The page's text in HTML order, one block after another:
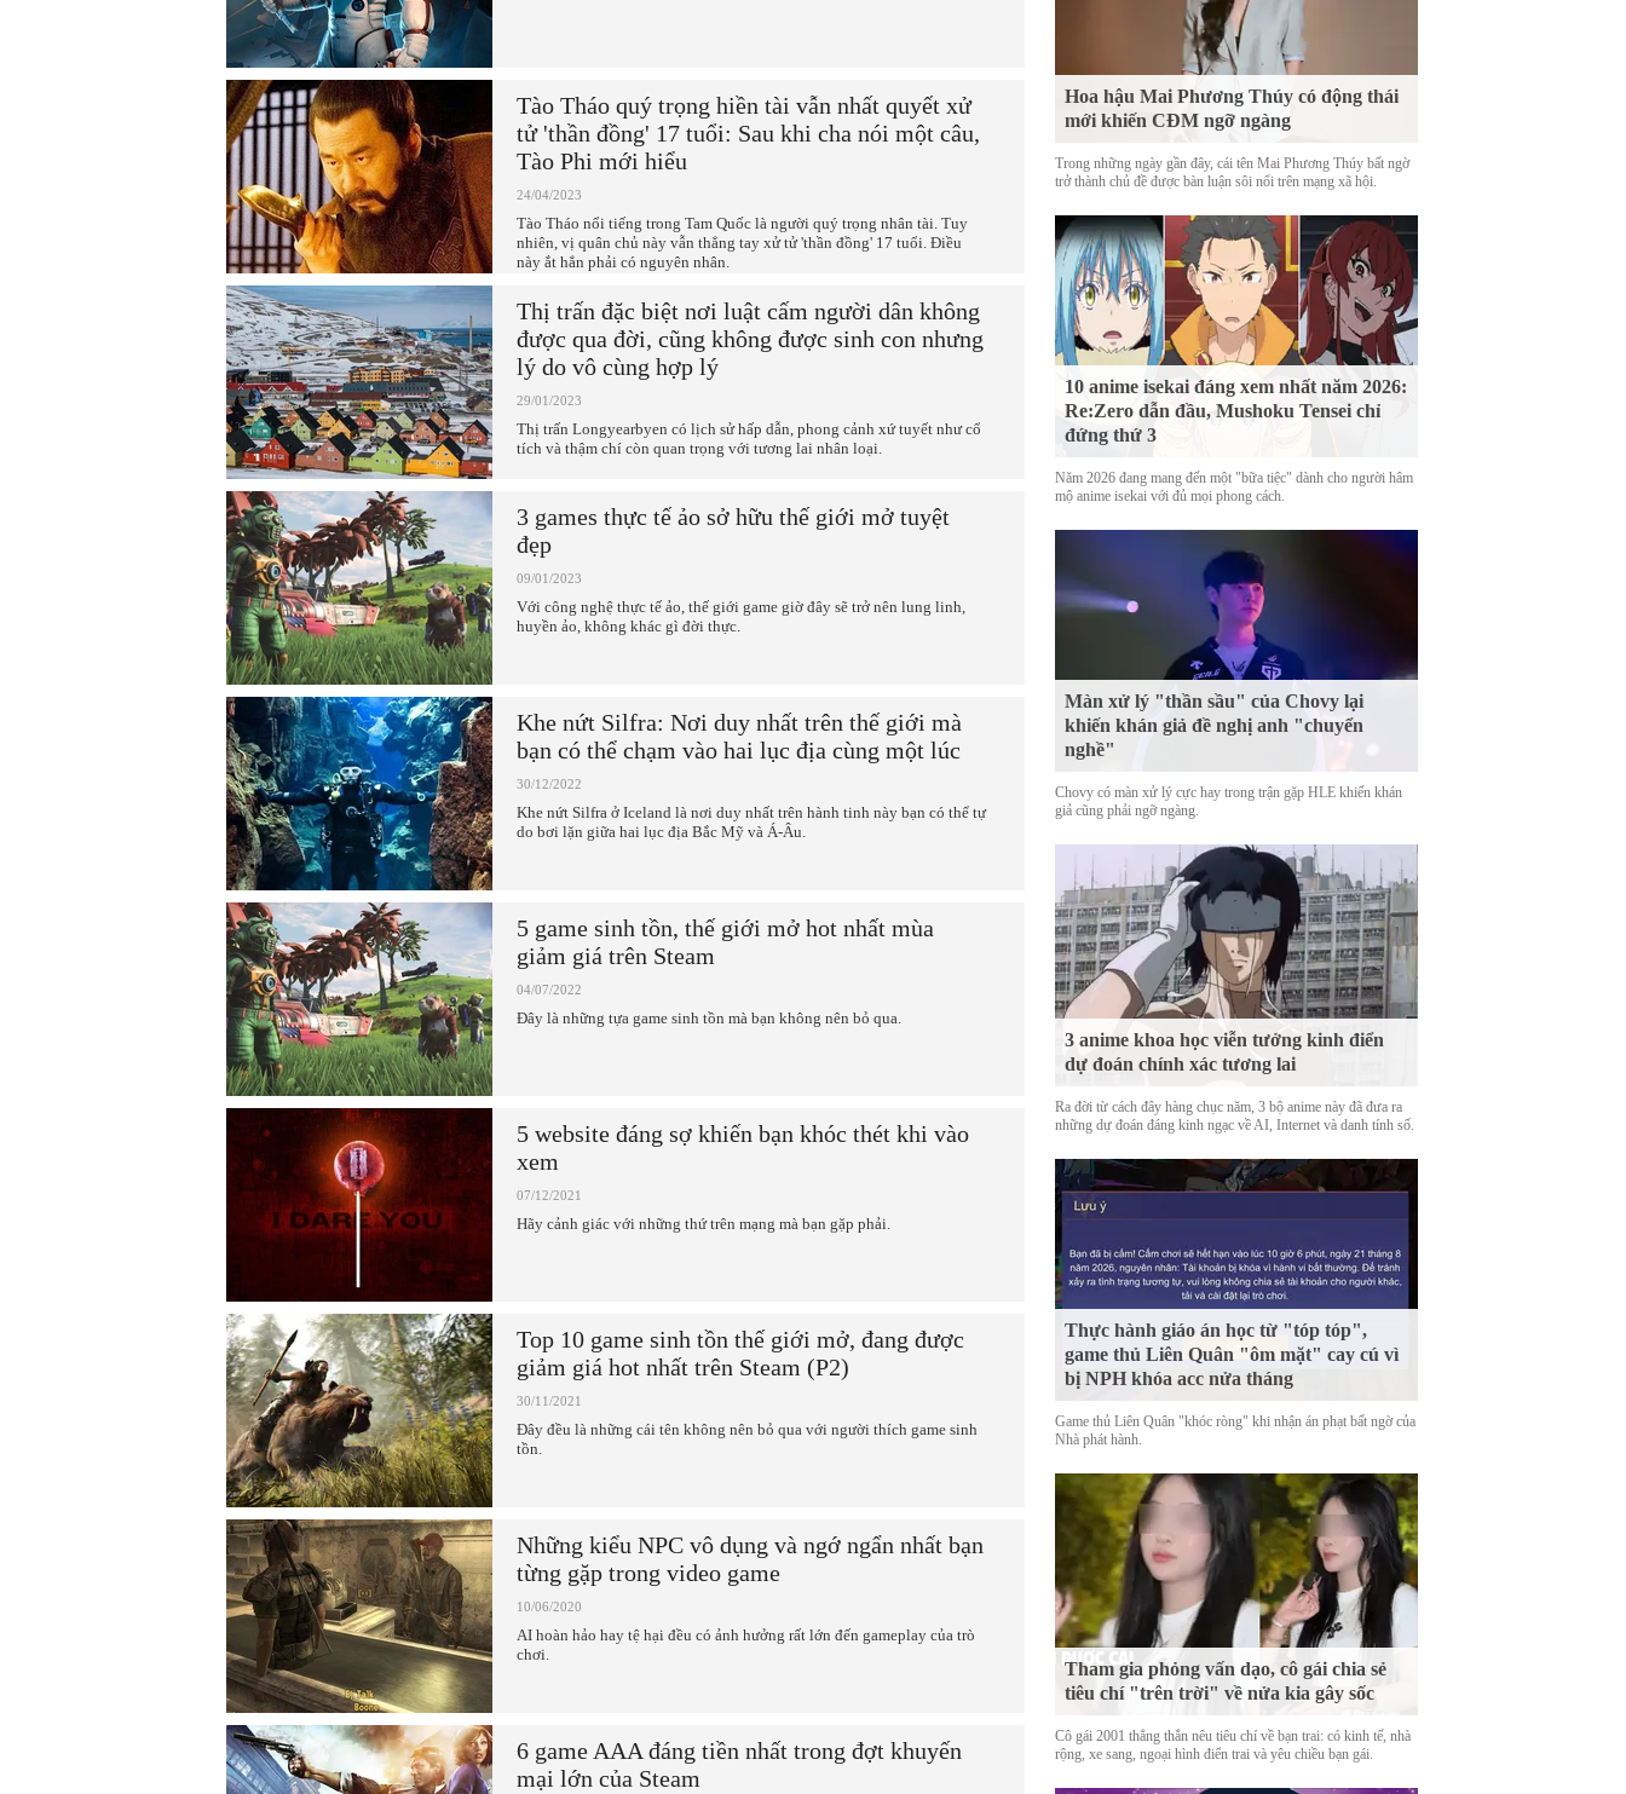
Tào Tháo quý trọng hiền tài vẫn nhất quyết xử
tử 'thần đồng' 17 tuổi: Sau khi cha nói một câu,
Tào Phi mới hiểu
24/04/2023
Tào Tháo nổi tiếng trong Tam Quốc là người quý trọng nhân tài. Tuy
nhiên, vị quân chủ này vẫn thẳng tay xử tử 'thần đồng' 17 tuổi. Điều
này ắt hẳn phải có nguyên nhân.
Thị trấn đặc biệt nơi luật cấm người dân không
được qua đời, cũng không được sinh con nhưng
lý do vô cùng hợp lý
29/01/2023
Thị trấn Longyearbyen có lịch sử hấp dẫn, phong cảnh xứ tuyết như cổ
tích và thậm chí còn quan trọng với tương lai nhân loại.
3 games thực tế ảo sở hữu thế giới mở tuyệt
đẹp
09/01/2023
Với công nghệ thực tế ảo, thế giới game giờ đây sẽ trở nên lung linh,
huyền ảo, không khác gì đời thực.
Khe nứt Silfra: Nơi duy nhất trên thế giới mà
bạn có thể chạm vào hai lục địa cùng một lúc
30/12/2022
Khe nứt Silfra ở Iceland là nơi duy nhất trên hành tinh này bạn có thể tự
do bơi lặn giữa hai lục địa Bắc Mỹ và Á-Âu.
5 game sinh tồn, thế giới mở hot nhất mùa
giảm giá trên Steam
04/07/2022
Đây là những tựa game sinh tồn mà bạn không nên bỏ qua.
5 website đáng sợ khiến bạn khóc thét khi vào
xem
07/12/2021
Hãy cảnh giác với những thứ trên mạng mà bạn gặp phải.
Top 10 game sinh tồn thế giới mở, đang được
giảm giá hot nhất trên Steam (P2)
30/11/2021
Đây đều là những cái tên không nên bỏ qua với người thích game sinh
tồn.
Những kiểu NPC vô dụng và ngớ ngẩn nhất bạn
từng gặp trong video game
10/06/2020
AI hoàn hảo hay tệ hại đều có ảnh hưởng rất lớn đến gameplay của trò
chơi.
6 game AAA đáng tiền nhất trong đợt khuyến
mại lớn của Steam
Hoa hậu Mai Phương Thúy có động thái
mới khiến CĐM ngỡ ngàng
Trong những ngày gần đây, cái tên Mai Phương Thúy bất ngờ
trở thành chủ đề được bàn luận sôi nổi trên mạng xã hội.
10 anime isekai đáng xem nhất năm 2026:
Re:Zero dẫn đầu, Mushoku Tensei chỉ
đứng thứ 3
Năm 2026 đang mang đến một "bữa tiệc" dành cho người hâm
mộ anime isekai với đủ mọi phong cách.
Màn xử lý "thần sầu" của Chovy lại
khiến khán giả đề nghị anh "chuyển
nghề"
Chovy có màn xử lý cực hay trong trận gặp HLE khiến khán
giả cũng phải ngỡ ngàng.
3 anime khoa học viễn tưởng kinh điển
dự đoán chính xác tương lai
Ra đời từ cách đây hàng chục năm, 3 bộ anime này đã đưa ra
những dự đoán đáng kinh ngạc về AI, Internet và danh tính số.
Thực hành giáo án học từ "tóp tóp",
game thủ Liên Quân "ôm mặt" cay cú vì
bị NPH khóa acc nửa tháng
Game thủ Liên Quân "khóc ròng" khi nhận án phạt bất ngờ của
Nhà phát hành.
Tham gia phỏng vấn dạo, cô gái chia sẻ
tiêu chí "trên trời" về nửa kia gây sốc
Cô gái 2001 thẳng thắn nêu tiêu chí về bạn trai: có kinh tế, nhà
rộng, xe sang, ngoại hình điển trai và yêu chiều bạn gái.